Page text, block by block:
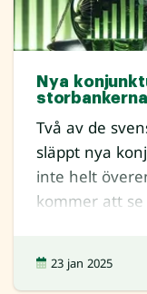
Nya
storbankerna
Två av de
släppt nya
inte helt
kommer att
23 jan 2025